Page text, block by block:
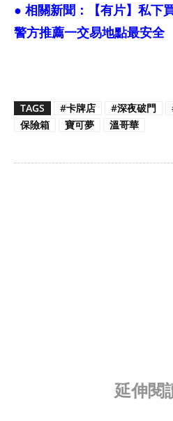
● 相關新聞：
【有片】私下
警方推薦一交易地點最安全
TAGS #卡牌店 #深夜破門
保險箱
寶可夢 溫哥華
延伸閱